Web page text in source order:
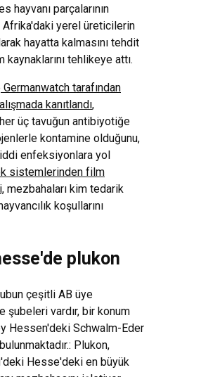
hayvanı parçalarının
Afrika'daki yerel üreticilerin
hayatta kalmasını tehdit
tehlikeye attı.
Germanwatch tarafından
kanıtlandı,
üç tavuğun antibiyotiğe
kontamine olduğunu,
enfeksiyonlara yol
sistemlerinden film
mezbahaları kim tedarik
koşullarını
plukon
çeşitli AB üye
şubeleri vardır, bir konum
Hessen'deki Schwalm-Eder
Plukon,
Hesse'deki en büyük